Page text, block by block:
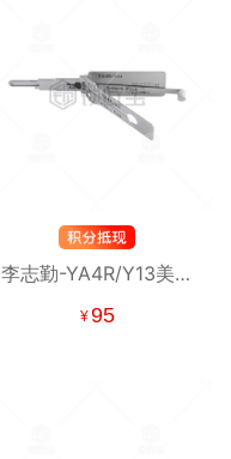
李志勤-YA4R/Y13美国
物室锁5齿读齿开启工
¥95